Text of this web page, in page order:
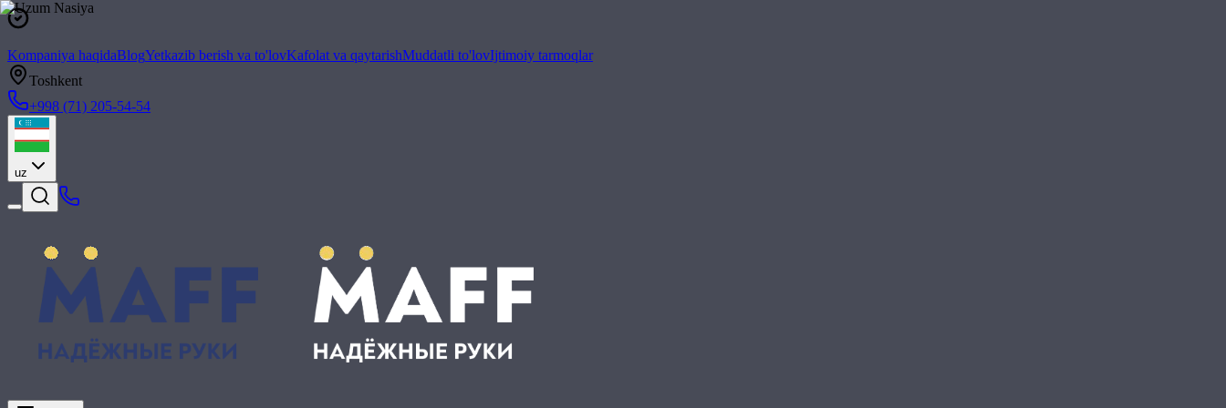
Kompaniya haqidaBlogYetkazib berish va to'lovKafolat va qaytarishMuddatli to'lovIjtimoiy tarmoqlar
Toshkent
+998 (71) 205-54-54
uz